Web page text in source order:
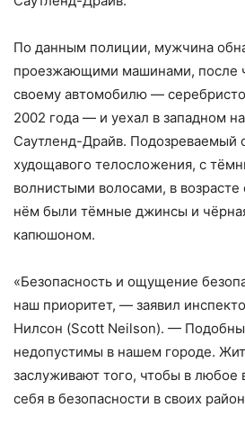
По данным полиции, мужчина
проезжающими машинами, после
своему автомобилю —
2002 года — и уехал в западном
Саутленд-Драйв. Подозреваемый
худощавого телосложения, с
волнистыми волосами, в
нём были тёмные джинсы и
капюшоном.
«Безопасность и ощущение
наш приоритет, — заявил
Нилсон (Scott Neilson). —
недопустимы в нашем городе.
заслуживают того, чтобы в любое
себя в безопасности в своих